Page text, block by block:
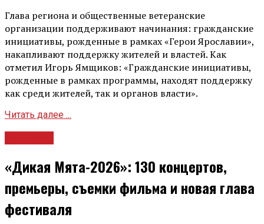
Глава региона и общественные ветеранские
организации поддерживают начинания: гражданские
инициативы, рожденные в рамках «Герои Ярославии»,
накапливают поддержку жителей и властей. Как
отметил Игорь Ямщиков: «Гражданские инициативы,
рожденные в рамках программы, находят поддержку
как среди жителей, так и органов власти».
Читать далее ...
«Дикая Мята-2026»: 130 концертов,
премьеры, съемки фильма и новая глава
фестиваля